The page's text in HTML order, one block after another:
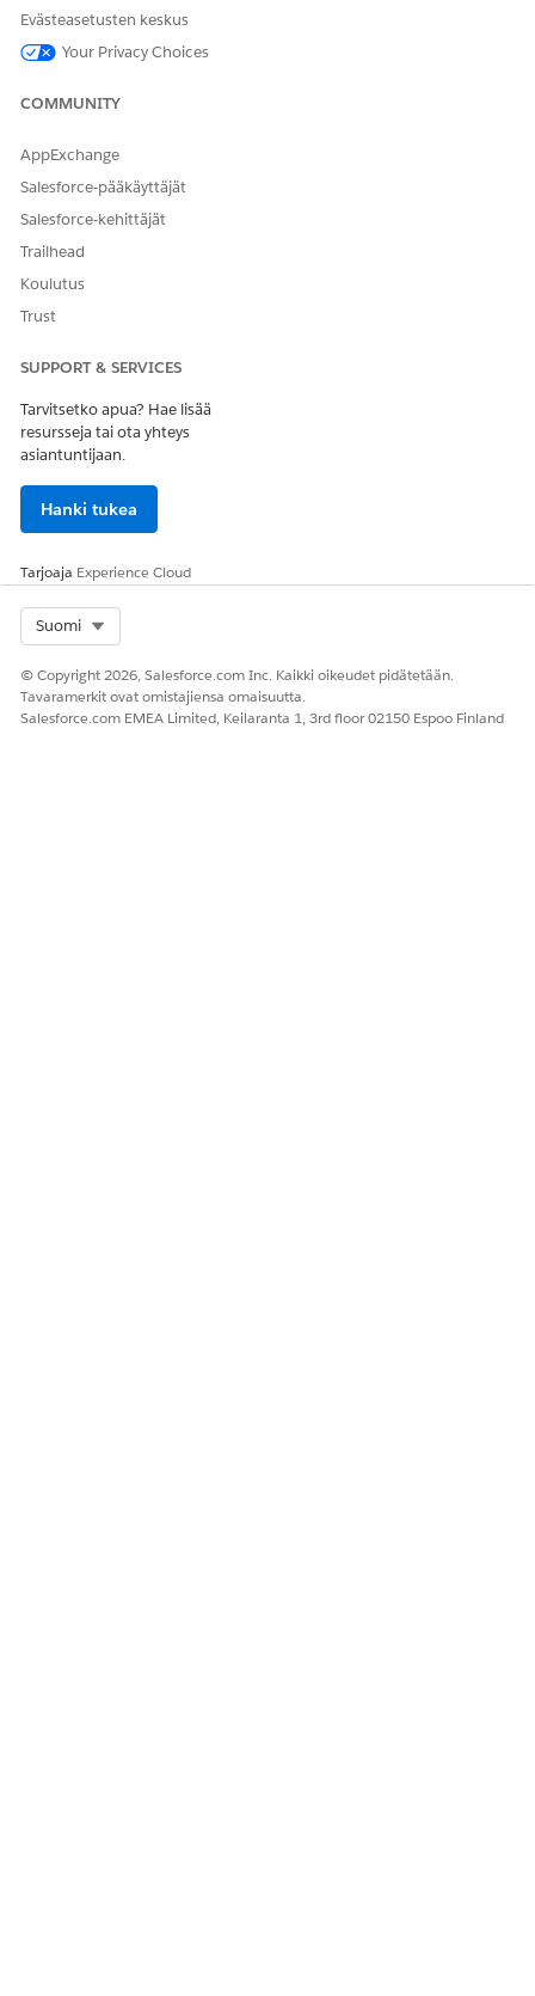
RATKAISIKO TÄMÄ ARTIKKELI ONGELMASI?
Anna palautetta, jotta voimme kehittyä!
Evästeasetusten keskus
Your Privacy Choices
COMMUNITY
AppExchange
Salesforce-pääkäyttäjät
Salesforce-kehittäjät
Trailhead
Koulutus
Trust
SUPPORT & SERVICES
Tarvitsetko apua? Hae lisää
resursseja tai ota yhteys
asiantuntijaan.
Hanki tukea
Tarjoaja Experience Cloud
Suomi
© Copyright 2026, Salesforce.com Inc. Kaikki oikeudet pidätetään.
Tavaramerkit ovat omistajiensa omaisuutta.
Salesforce.com EMEA Limited, Keilaranta 1, 3rd floor 02150 Espoo Finland